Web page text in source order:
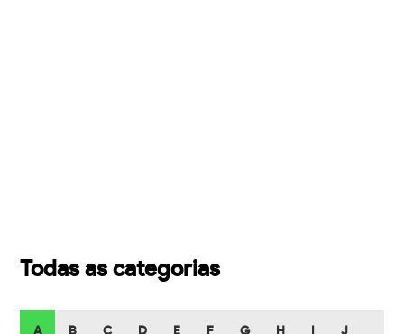
Todas as categorias
A B C D E F G H J